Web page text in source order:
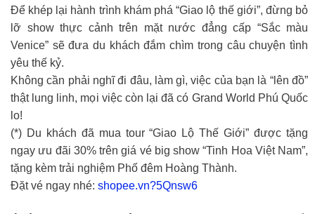
Để khép lại hành trình khám phá “Giao lộ thế giới”, đừng bỏ
lỡ show thực cảnh trên mặt nước đẳng cấp “Sắc màu
Venice” sẽ đưa du khách đắm chìm trong câu chuyện tình
yêu thế kỷ.
Không cần phải nghĩ đi đâu, làm gì, việc của bạn là “lên đồ”
thật lung linh, mọi việc còn lại đã có Grand World Phú Quốc
lo!
(*) Du khách đã mua tour “Giao Lộ Thế Giới” được tặng
ngay ưu đãi 30% trên giá vé big show “Tinh Hoa Việt Nam”,
tặng kèm trải nghiệm Phố đêm Hoàng Thành.
Đặt vé ngay nhé: shopee.vn?5Qnsw6